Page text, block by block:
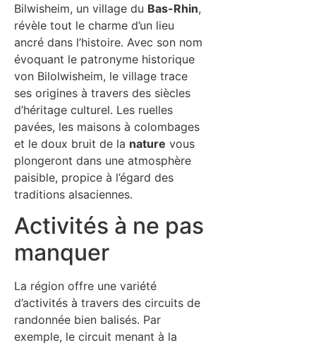
Bilwisheim, un village du Bas-Rhin,
révèle tout le charme d’un lieu
ancré dans l’histoire. Avec son nom
évoquant le patronyme historique
von Bilolwisheim, le village trace
ses origines à travers des siècles
d’héritage culturel. Les ruelles
pavées, les maisons à colombages
et le doux bruit de la nature vous
plongeront dans une atmosphère
paisible, propice à l’égard des
traditions alsaciennes.
Activités à ne pas
manquer
La région offre une variété
d’activités à travers des circuits de
randonnée bien balisés. Par
exemple, le circuit menant à la